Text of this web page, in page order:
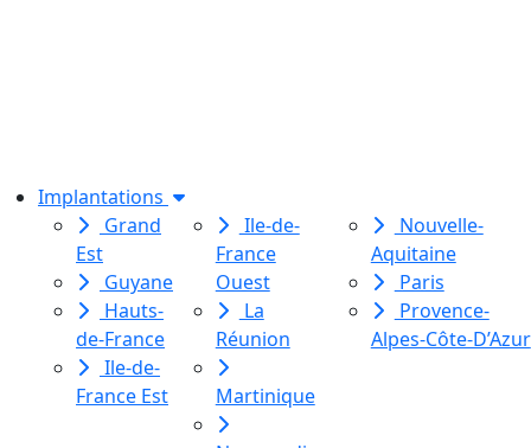
Implantations
Grand
Est
Guyane
Hauts-
de-France
Ile-de-
France Est
Ile-de-
France
Ouest
La
Réunion
Martinique
Nouvelle-
Aquitaine
Paris
Provence-
Alpes-Côte-D’Azur